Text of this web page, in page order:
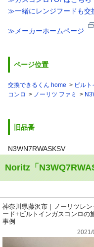
≫一緒にレンジフードも交
≫メーカーホームページ
ページ位置
交換できるくん home ビルト
コンロ
ノーリツ ファミ
旧品番
N3WN7RWASKSV
Noritz「
神奈川県藤沢市｜ノーリツレン
ード+ビルトインガスコンロの
事例
2021/